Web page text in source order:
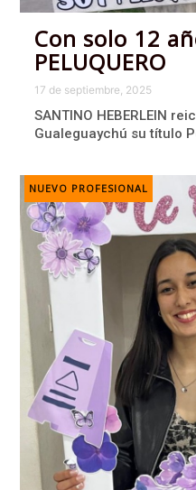
Con solo 12
PELUQUERO
17 de septiembre, 2025
SANTINO HEBERLEIN
Gualeguaychú su título
NUEVO PROFESIONAL